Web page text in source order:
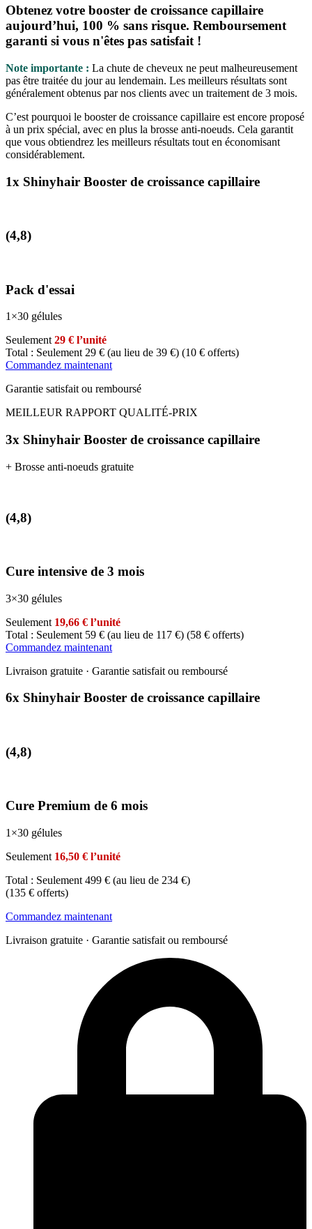
Obtenez votre booster de croissance capillaire
aujourd’hui, 100 % sans risque. Remboursement
garanti si vous n'êtes pas satisfait !
Note importante : La chute de cheveux ne peut malheureusement
pas être traitée du jour au lendemain. Les meilleurs résultats sont
généralement obtenus par nos clients avec un traitement de 3 mois.
C’est pourquoi le booster de croissance capillaire est encore proposé
à un prix spécial, avec en plus la brosse anti-noeuds. Cela garantit
que vous obtiendrez les meilleurs résultats tout en économisant
considérablement.
1x Shinyhair Booster de croissance capillaire
(4,8)
Pack d'essai
1×30 gélules
Seulement29 € l’unité
Total : Seulement 29 € (au lieu de 39 €) (10 € offerts)
Commandez maintenant
Garantie satisfait ou remboursé
MEILLEUR RAPPORT QUALITÉ-PRIX
3x Shinyhair Booster de croissance capillaire
+ Brosse anti-noeuds gratuite
(4,8)
Cure intensive de 3 mois
3×30 gélules
Seulement 19,66 € l’unité
Total : Seulement 59 € (au lieu de 117 €) (58 € offerts)
Commandez maintenant
Livraison gratuite · Garantie satisfait ou remboursé
6x Shinyhair Booster de croissance capillaire
(4,8)
Cure Premium de 6 mois
1×30 gélules
Seulement 16,50 € l’unité
Total : Seulement 499 € (au lieu de 234 €)
(135 € offerts)
Commandez maintenant
Livraison gratuite · Garantie satisfait ou remboursé